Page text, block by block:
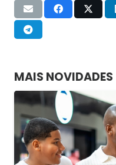
MAIS NOVIDADES